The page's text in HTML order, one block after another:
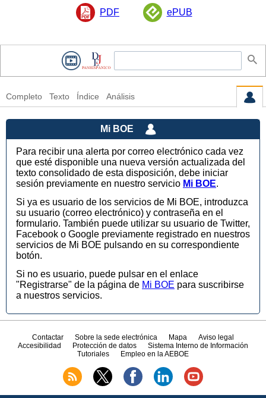
PDF ePUB
Completo Texto Índice Análisis
Mi BOE
Para recibir una alerta por correo electrónico cada vez
que esté disponible una nueva versión actualizada del
texto consolidado de esta disposición, debe iniciar
sesión previamente en nuestro servicio Mi BOE.
Si ya es usuario de los servicios de Mi BOE, introduzca
su usuario (correo electrónico) y contraseña en el
formulario. También puede utilizar su usuario de Twitter,
Facebook o Google previamente registrado en nuestros
servicios de Mi BOE pulsando en su correspondiente
botón.
Si no es usuario, puede pulsar en el enlace
"Registrarse" de la página de Mi BOE para suscribirse
a nuestros servicios.
Contactar Sobre la sede electrónica Mapa
Aviso legal
Accesibilidad
Protección de datos
Sistema Interno de Información
Tutoriales
Empleo en la AEBOE